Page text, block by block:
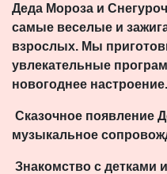
Деда Мороза и
самые веселые и
взрослых. Мы
увлекательные
новогоднее настроение.
Сказочное появление
музыкальное
Знакомство с детками